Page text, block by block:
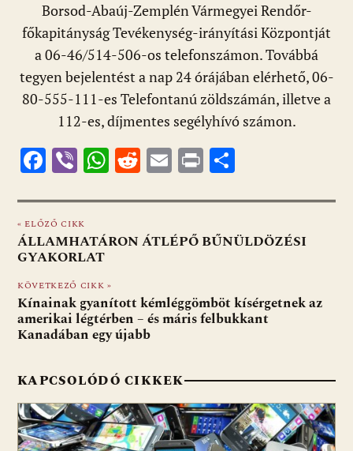
Borsod-Abaúj-Zemplén Vármegyei Rendőr-
főkapitányság Tevékenység-irányítási Központját
a 06-46/514-506-os telefonszámon. Továbbá
tegyen bejelentést a nap 24 órájában elérhető, 06-
80-555-111-es Telefontanú zöldszámán, illetve a
112-es, díjmentes segélyhívó számon.
F
e
b
o
o
k
Vi
er
W
at
s
p
p
R
d
di
E
ai
l
Pr
t za
m
« ELŐZŐ CIKK
ÁLLAMHATÁRON ÁTLÉPŐ BŰNÜLDÖZÉSI
GYAKORLAT
KÖVETKEZŐ CIKK »
Kínainak gyanított kémléggömböt kísérgetnek az
amerikai légtérben – és máris felbukkant
Kanadában egy újabb
KAPCSOLÓDÓ CIKKEK